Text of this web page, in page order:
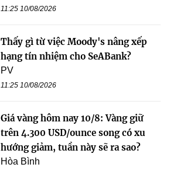
11:25 10/08/2026
Thấy gì từ việc Moody's nâng xếp
hạng tín nhiệm cho SeABank?
PV
11:25 10/08/2026
Giá vàng hôm nay 10/8: Vàng giữ
trên 4.300 USD/ounce song có xu
hướng giảm, tuần này sẽ ra sao?
Hòa Bình